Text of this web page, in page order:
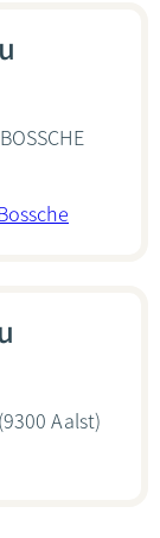
(9300 Aalst)